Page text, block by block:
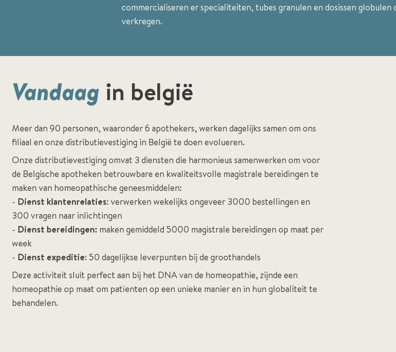
commercialiseren er specialiteiten, tubes granulen en dosissen globulen
verkregen.
Vandaag in belgië
Meer dan 90 personen, waaronder 6 apothekers, werken dagelijks samen om ons
filiaal en onze distributievestiging in België te doen evolueren.
Onze distributievestiging omvat 3 diensten die harmonieus samenwerken om voor
de Belgische apotheken betrouwbare en kwaliteitsvolle magistrale bereidingen te
maken van homeopathische geneesmiddelen:
- Dienst klantenrelaties: verwerken wekelijks ongeveer 3000 bestellingen en
300 vragen naar inlichtingen
- Dienst bereidingen: maken gemiddeld 5000 magistrale bereidingen op maat per
week
- Dienst expeditie: 50 dagelijkse leverpunten bij de groothandels
Deze activiteit sluit perfect aan bij het DNA van de homeopathie, zijnde een
homeopathie op maat om patïenten op een unieke manier en in hun globaliteit te
behandelen.